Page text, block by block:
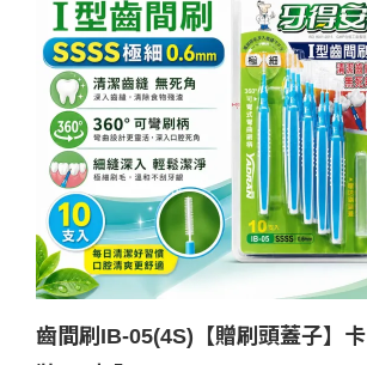
齒間刷IB-05(4S)【贈刷頭蓋子】卡